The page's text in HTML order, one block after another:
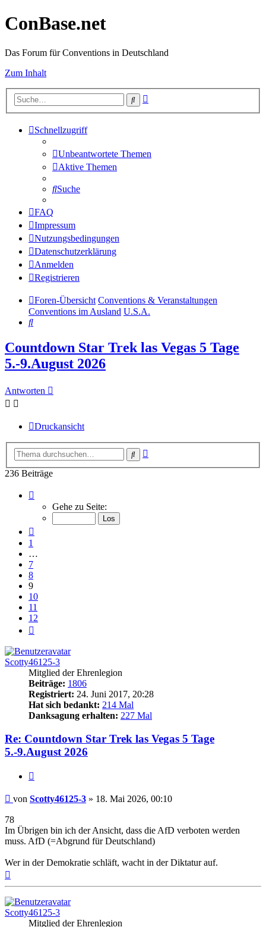
ConBase.net
Das Forum für Conventions in Deutschland
Zum Inhalt
Suche
Schnellzugriff
Unbeantwortete Themen
Aktive Themen
Suche
FAQ
Impressum
Nutzungsbedingungen
Datenschutzerklärung
Anmelden
Registrieren
Foren-Übersicht Conventions & Veranstaltungen
Conventions im Ausland U.S.A.
Suche
Countdown Star Trek las Vegas 5 Tage
5.-9.August 2026
Antworten
Druckansicht
Suche
236 Beiträge
von
Gehe zu Seite:
1
…
7
8
9
10
11
12
Scotty46125-3
Mitglied der Ehrenlegion
Beiträge: 1806
Registriert: 24. Juni 2017, 20:28
Hat sich bedankt: 214 Mal
Danksagung erhalten: 227 Mal
Re: Countdown Star Trek las Vegas 5 Tage
5.-9.August 2026
Beitrag
von Scotty46125-3 » 18. Mai 2026, 00:10
78
Im Übrigen bin ich der Ansicht, dass die AfD verboten werden
muss. AfD (=Abgrund für Deutschland)
Wer in der Demokratie schläft, wacht in der Diktatur auf.
Scotty46125-3
Mitglied der Ehrenlegion